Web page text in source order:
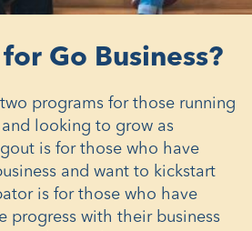
Go Business?
programs for those running
looking to grow as
is for those who have
and want to kickstart
is for those who have
progress with their business